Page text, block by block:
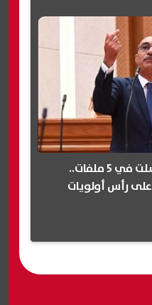
إيهاب منصور: الحكومة فشلت في 5 ملفات..
رأس أولويات